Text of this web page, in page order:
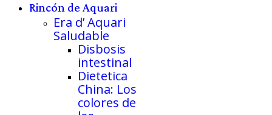
Rincón de Aquari
Era d’ Aquari
Saludable
Disbosis
intestinal
Dietetica
China: Los
colores de